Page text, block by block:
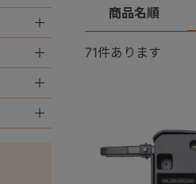
商品名順
71件あります